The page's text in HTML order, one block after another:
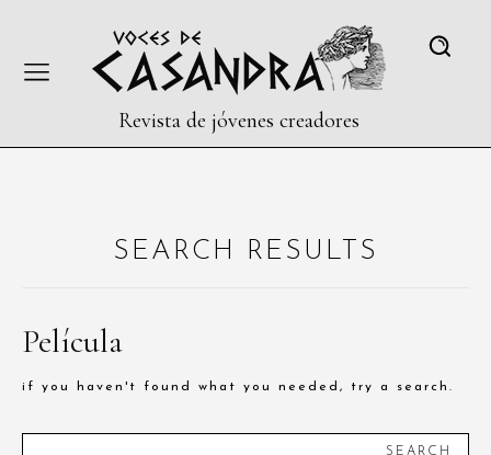
Revista de jóvenes creadores
SEARCH RESULTS
Película
if you haven't found what you needed, try a search.
SEARCH